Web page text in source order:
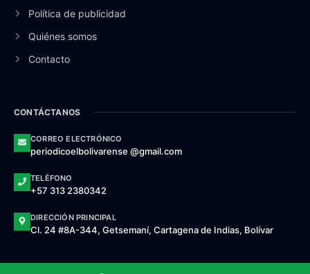
Política de publicidad
Quiénes somos
Contacto
CONTÁCTANOS
CORREO ELECTRÓNICO
periodicoelbolivarense @gmail.com
TELÉFONO
+57 313 2380342
DIRECCIÓN PRINCIPAL
Cl. 24 #8A-344, Getsemaní, Cartagena de Indias, Bolívar